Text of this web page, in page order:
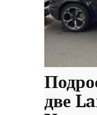
две